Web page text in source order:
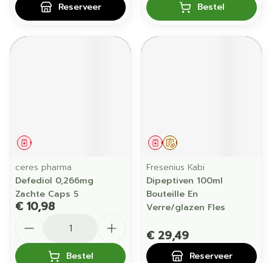
Reserveer Bestel
Geneesmiddel
ceres pharma
Defediol 0,266mg
Zachte Caps 5
€ 10,98
Bestel
Op voorschrift
Geneesmiddel
Fresenius Kabi
Dipeptiven 100ml
Bouteille En
Verre/glazen Fles
€ 29,49
Reserveer